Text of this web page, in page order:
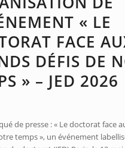
« LE
FACE
DÉFIS DE
» – JED 2026
de presse : « Le doctorat face
temps », un événement